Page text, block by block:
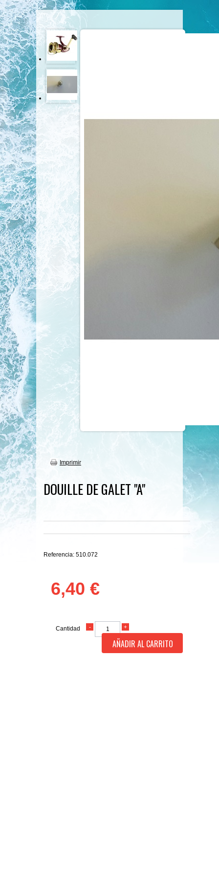
Imprimir
DOUILLE DE GALET "A"
Referencia: 510.072
6,40 €
Cantidad
AÑADIR AL CARRITO